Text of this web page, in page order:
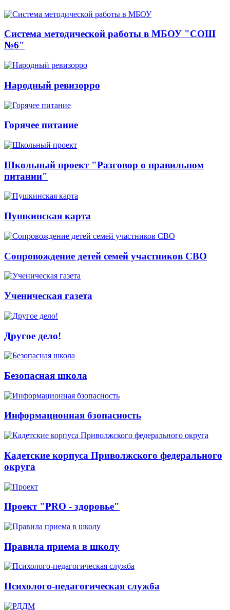
Система методической работы в МБОУ "СОШ
№6"
Народный ревизорро
Горячее питание
Школьный проект "Разговор о правильном
питании"
Пушкинская карта
Сопровождение детей семей участников СВО
Ученическая газета
Другое дело!
Безопасная школа
Информационная бзопасность
Кадетские корпуса Приволжского федерального
округа
Проект "PRO - здоровье"
Правила приема в школу
Психолого-педагогическая служба